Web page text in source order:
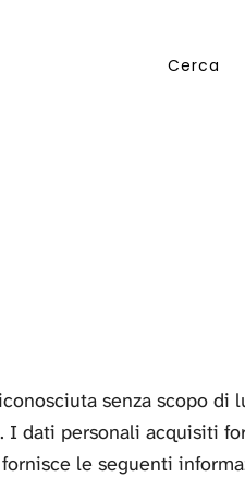
senza scopo di
dati personali acquisiti
le seguenti